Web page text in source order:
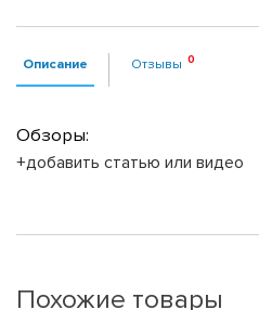
Описание Отзывы
Обзоры:
+добавить статью или видео
Похожие товары